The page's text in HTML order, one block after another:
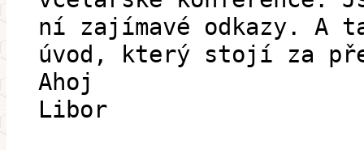
ní zajímavé odkazy. A
úvod, který stojí za
Ahoj
Libor